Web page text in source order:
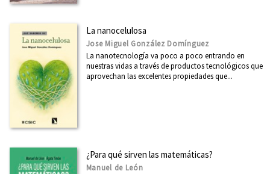
Desarrollo y Cooperación
Física y Ciencia para todos
Divulgación Científica
Psiquiatría y Cambio Social
Biblioteca Darwiniana
Fuera de Colección
La nanocelulosa
Jose Miguel González Domínguez
La nanotecnología va poco a poco entrando en
nuestras vidas a través de productos tecnológicos que
aprovechan las excelentes propiedades que...
¿Para qué sirven las matemáticas?
Manuel de León